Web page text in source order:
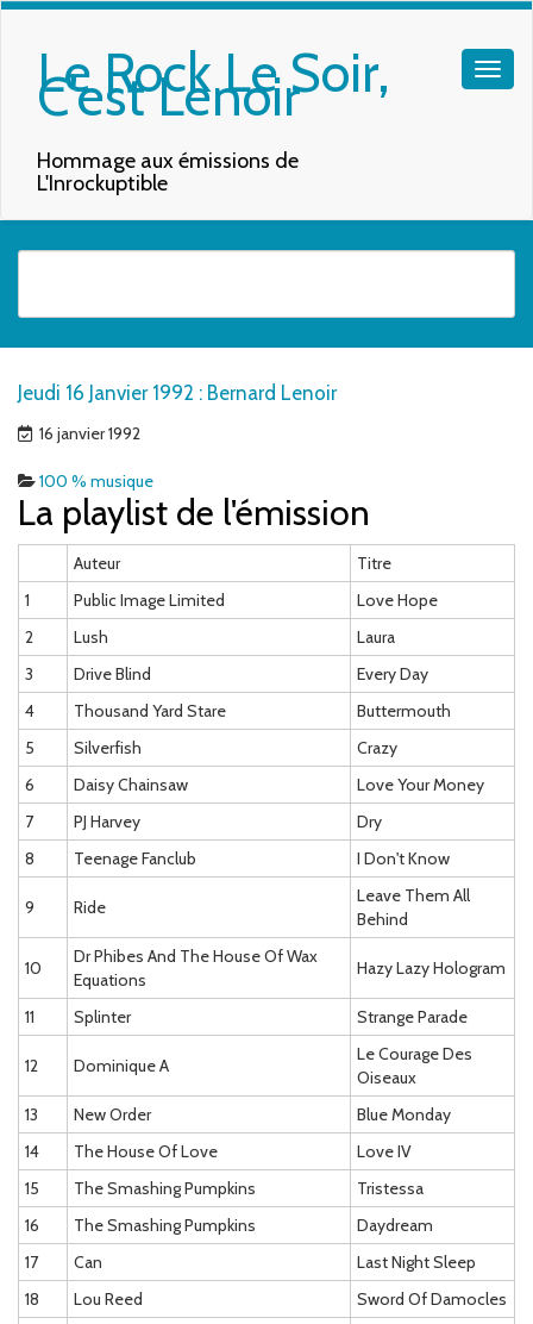
Le Rock Le Soir,
C'est Lenoir
Hommage aux émissions de
L'Inrockuptible
Jeudi 16 Janvier 1992 : Bernard Lenoir
16 janvier 1992
100 % musique
La playlist de l'émission
Auteur
Titre
1
Public Image Limited
Love Hope
2
Lush
Laura
3
Drive Blind
Every Day
4
Thousand Yard Stare
Buttermouth
5
Silverfish
Crazy
6
Daisy Chainsaw
Love Your Money
7
PJ Harvey
Dry
8
Teenage Fanclub I Don't Know
9 Ride
Leave Them All
Behind
10
Dr Phibes And The House Of Wax
Equations
Hazy Lazy Hologram
11 Splinter Strange Parade
12 Dominique A
Le Courage Des
Oiseaux
13
New Order
Blue Monday
14
The House Of Love
Love IV
15
The Smashing Pumpkins
Tristessa
16
The Smashing Pumpkins
Daydream
17
Can
Last Night Sleep
18
Lou Reed
Sword Of Damocles